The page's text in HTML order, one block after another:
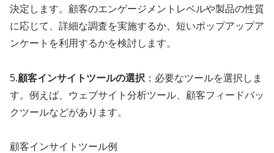
決定します。顧客のエンゲージメントレベルや製品の性質
に応じて、詳細な調査を実施するか、短いポップアップア
ンケートを利用するかを検討します。
5.顧客インサイトツールの選択 ：必要なツールを選択しま
す。例えば、ウェブサイト分析ツール、顧客フィードバッ
クツールなどがあります。
顧客インサイトツール例